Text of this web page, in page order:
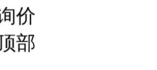
价
部